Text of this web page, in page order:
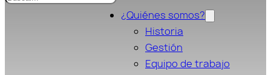
¿Quiénes somos?
Historia
Gestión
Equipo de trabajo